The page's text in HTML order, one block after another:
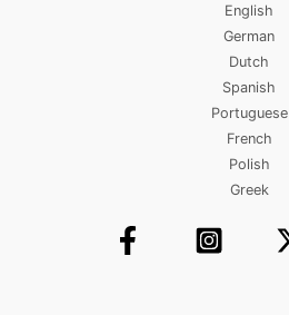
English
German
Dutch
Spanish
Portuguese
French
Polish
Greek